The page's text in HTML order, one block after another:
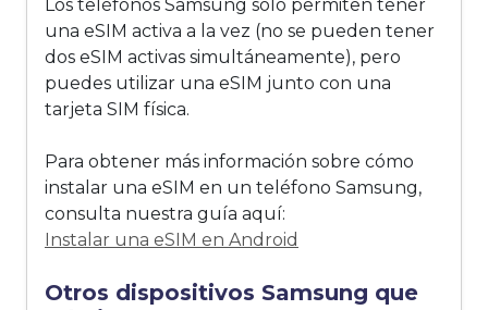
Los teléfonos Samsung solo permiten tener
una eSIM activa a la vez (no se pueden tener
dos eSIM activas simultáneamente), pero
puedes utilizar una eSIM junto con una
tarjeta SIM física.
Para obtener más información sobre cómo
instalar una eSIM en un teléfono Samsung,
consulta nuestra guía aquí:
Instalar una eSIM en Android
Otros dispositivos Samsung que